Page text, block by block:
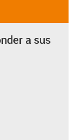
a sus